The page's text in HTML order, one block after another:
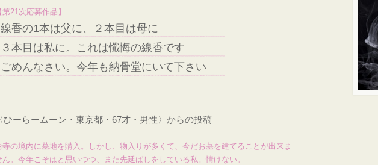
第21次応募作品】
線香の1本は父に、２本目は母に
３本目は私に。これは懺悔の線香です
ごめんなさい。今年も納骨堂にいて下さい
〈ひーらームーン・東京都・67才・男性〉からの投稿
寺の境内に墓地を購入。しかし、物入りが多くて、今だお墓を建てることが出来ま
ん。今年こそはと思いつつ、また先延ばしをしている私。情けない。